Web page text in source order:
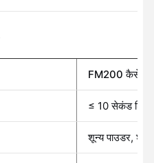
FM200 कैसे
≤ 10 सेकंड
शून्य पाउडर,